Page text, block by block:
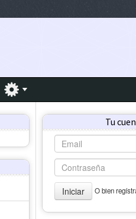
Tu
Iniciar O bien